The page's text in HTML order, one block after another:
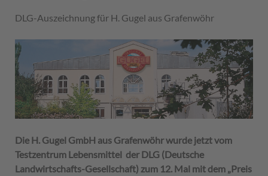
DLG-Auszeichnung für H. Gugel aus Grafenwöhr
Die H. Gugel GmbH aus Grafenwöhr wurde jetzt vom
Testzentrum Lebensmittel der DLG (Deutsche
Landwirtschafts-Gesellschaft) zum 12. Mal mit dem „Preis